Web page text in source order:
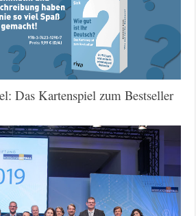
Das Kartenspiel zum Bestseller